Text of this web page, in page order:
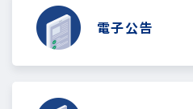
電子公告